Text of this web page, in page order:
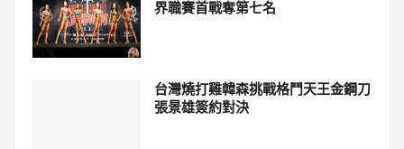
界職賽首戰奪第七名
台灣燒打雞韓森挑戰格鬥天王金鋼刀
張景雄簽約對決